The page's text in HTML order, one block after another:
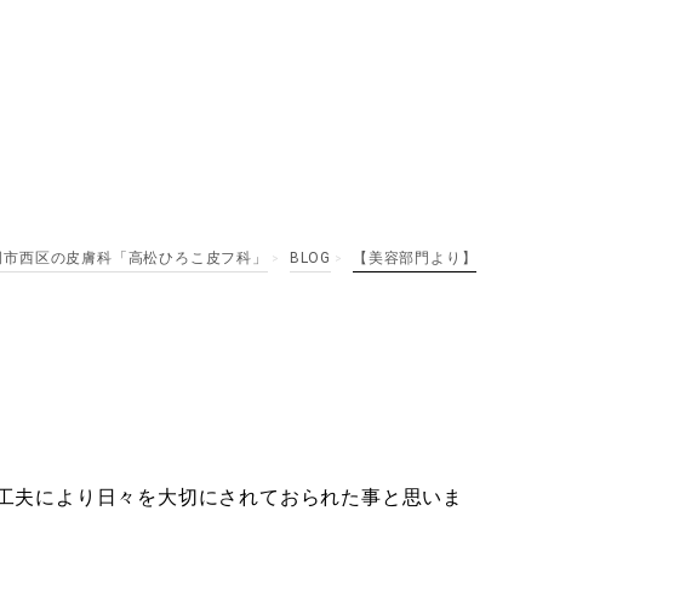
市西区の皮膚科「高松ひろこ皮フ科」 > BLOG > 【美容部門より】
夫によ り日々を大切にされておられた事と思いま